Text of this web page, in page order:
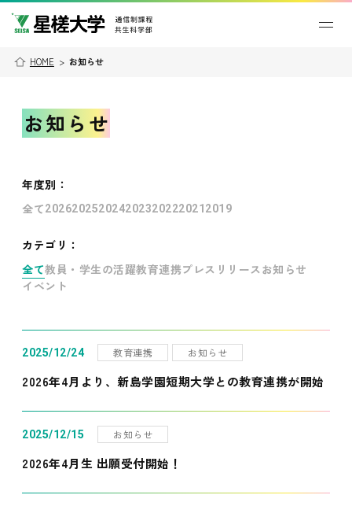
HOME > お知らせ
お知らせ
年度別 ：
全て202620252024202320222021 2019
カテゴリ：
全て教員・学生の活躍教育連携プレスリリース お知らせ
イベント
2025/12/24 教育連携 お知らせ
2026年4月より、新島学園短期大学との教育連携が開始
2025/12/15 お知らせ
2026年4月生 出願受付開始！